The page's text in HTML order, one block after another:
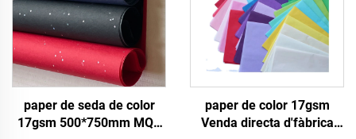
paper de seda de color
17gsm 500*750mm MQE
paper de color 17gsm
Venda directa d'fàbrica